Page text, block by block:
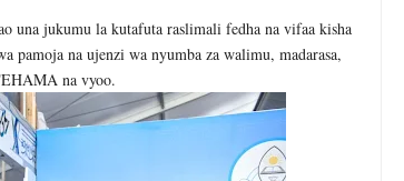
una jukumu la kutafuta raslimali fedha na vifaa kisha
pamoja na ujenzi wa nyumba za walimu, madarasa,
na vyoo.